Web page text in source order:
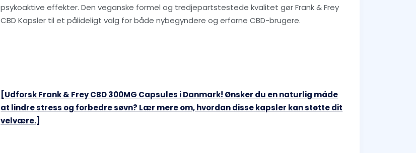
psykoaktive effekter. Den veganske formel og tredjepartstestede kvalitet gør Frank & Frey
CBD Kapsler til et pålideligt valg for både nybegyndere og erfarne CBD-brugere.
[Udforsk Frank & Frey CBD 300MG Capsules i Danmark! Ønsker du en naturlig måde
at lindre stress og forbedre søvn? Lær mere om, hvordan disse kapsler kan støtte dit
velvære.]